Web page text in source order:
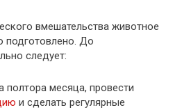
вмешательства животное
подготовлено. До
следует:
полтора месяца, провести
и сделать регулярные